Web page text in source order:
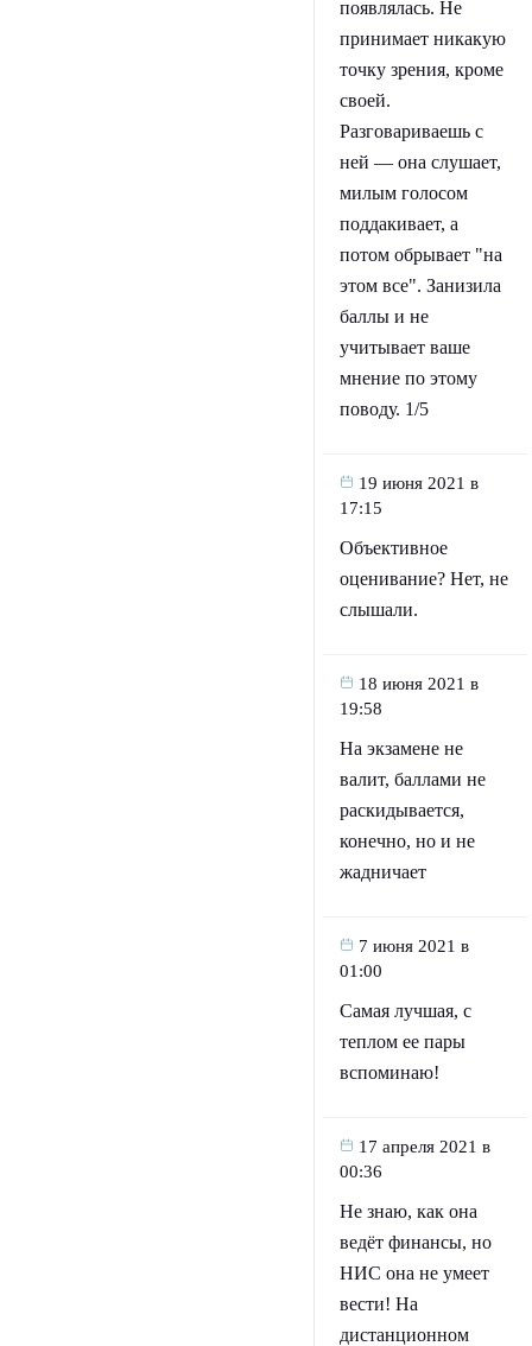
появлялась. Не
принимает никакую
точку зрения, кроме
своей.
Разговариваешь с
ней — она слушает,
милым голосом
поддакивает, а
потом обрывает "на
этом все". Занизила
баллы и не
учитывает ваше
мнение по этому
поводу. 1/5
19 июня 2021 в
17:15
Объективное
оценивание? Нет, не
слышали.
18 июня 2021 в
19:58
На экзамене не
валит, баллами не
раскидывается,
конечно, но и не
жадничает
7 июня 2021 в
01:00
Самая лучшая, с
теплом ее пары
вспоминаю!
17 апреля 2021 в
00:36
Не знаю, как она
ведёт финансы, но
НИС она не умеет
вести! На
дистанционном